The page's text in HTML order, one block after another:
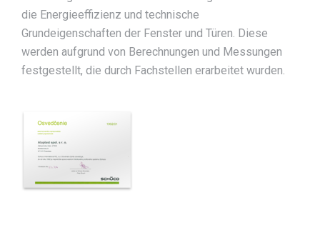
die Energieeffizienz und technische
Grundeigenschaften der Fenster und Türen. Diese
werden aufgrund von Berechnungen und Messungen
festgestellt, die durch Fachstellen erarbeitet wurden.